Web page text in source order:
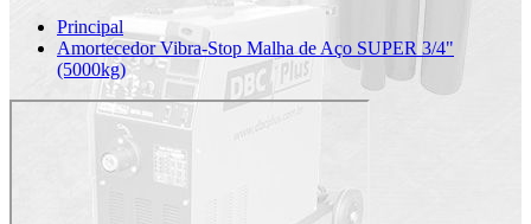
Principal
Amortecedor Vibra-Stop Malha de Aço SUPER 3/4"
(5000kg)